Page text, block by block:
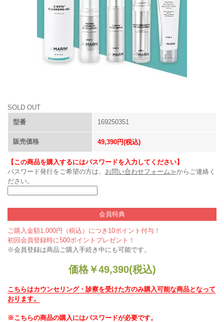
SOLD OUT
型番
169250351
販売価格 49,390円(税込)
【この商品を購入するにはパスワードを入力してください】
パスワード発行をご希望の方は、 お問い合わせフォーム≫からご連絡く
ださい。
会員特典
ご購入金額1,000円（税込）につき10ポイント付与！
初回会員登録時に500ポイントプレゼント！
※会員登録は商品ご購入手続き中にも可能です。
価格￥49,390(税込)
こちらはカウンセリング・診察を受けた方のみ購入可能な商品となって
おります。
※こちらの商品の購入にはパスワードが必要です。